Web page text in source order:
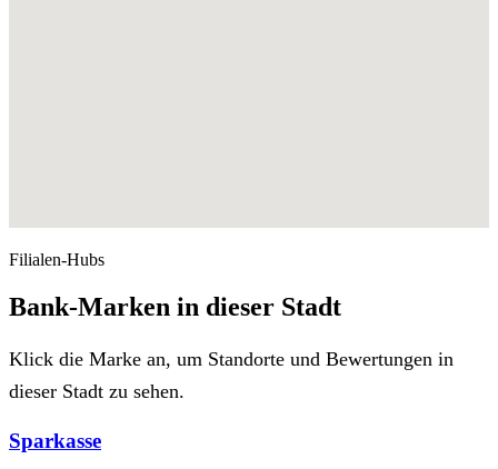
Filialen-Hubs
Bank-Marken in dieser Stadt
Klick die Marke an, um Standorte und Bewertungen in
dieser Stadt zu sehen.
Sparkasse